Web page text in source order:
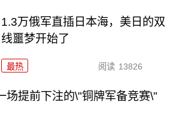
1.3万俄军直插日本海，美日的双
线噩梦开始了
最热 阅读 13826
场提前下注的\"铜牌军备竞赛\"